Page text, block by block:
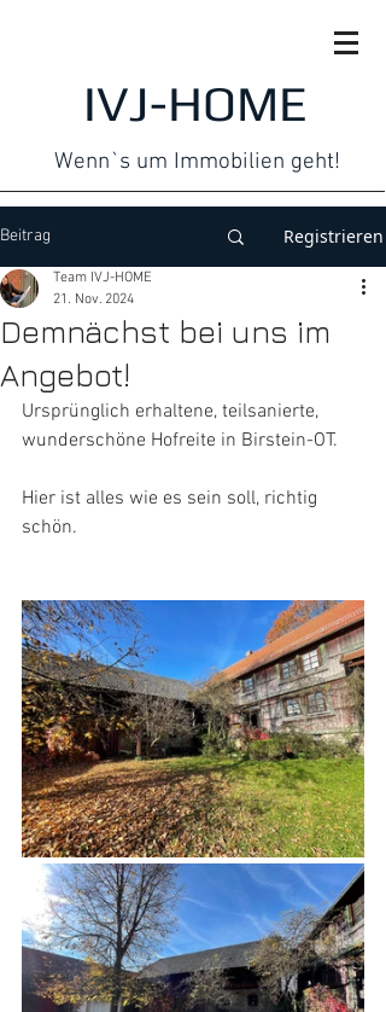
IVJ-HOME
Wenn`s um Immobilien geht!
Beitrag Registrieren
Demnächst bei uns im
Angebot!
Team IVJ-HOME
21. Nov. 2024
Ursprünglich erhaltene, teilsanierte,
wunderschöne Hofreite in Birstein-OT.
Hier ist alles wie es sein soll, richtig
schön.